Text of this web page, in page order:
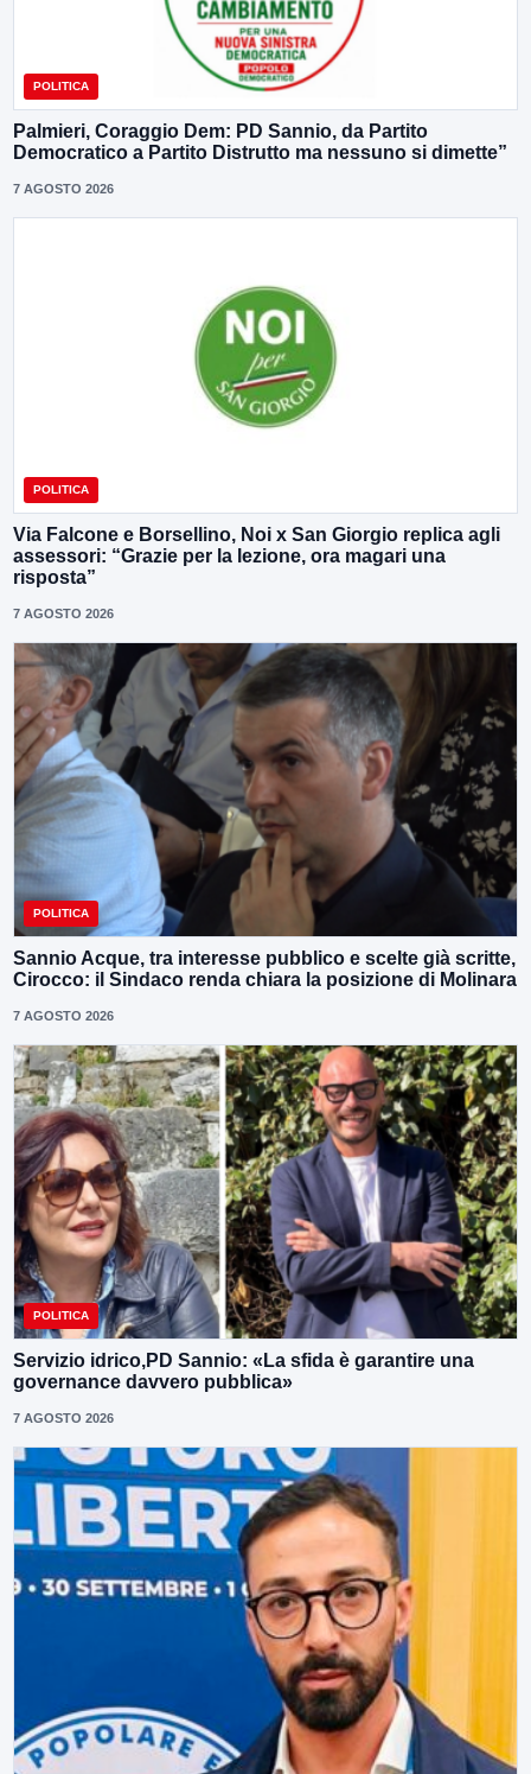
POLITICA
Palmieri, Coraggio Dem: PD Sannio, da Partito
Democratico a Partito Distrutto ma nessuno si dimette”
7 AGOSTO 2026
POLITICA
Via Falcone e Borsellino, Noi x San Giorgio replica agli
assessori: “Grazie per la lezione, ora magari una
risposta”
7 AGOSTO 2026
POLITICA
Sannio Acque, tra interesse pubblico e scelte già scritte,
Cirocco: il Sindaco renda chiara la posizione di Molinara
7 AGOSTO 2026
POLITICA
Servizio idrico,PD Sannio: «La sfida è garantire una
governance davvero pubblica»
7 AGOSTO 2026